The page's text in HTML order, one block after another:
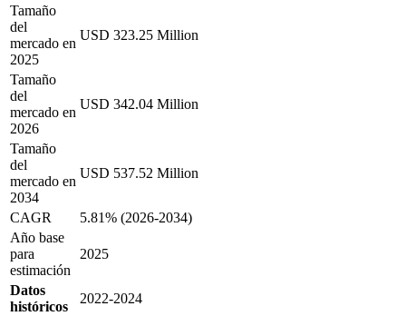
Tamaño
del
mercado en
2025
USD 323.25 Million
Tamaño
del
mercado en
2026
USD 342.04 Million
Tamaño
del
mercado en
2034
USD 537.52 Million
CAGR
5.81% (2026-2034)
Año base
para
estimación
2025
Datos
históricos
2022-2024